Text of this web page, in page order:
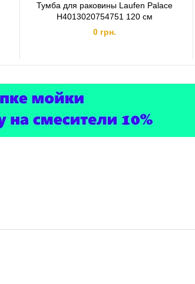
Тумба для раковины Laufen Palace
H4013020754751 120 см
0 грн.